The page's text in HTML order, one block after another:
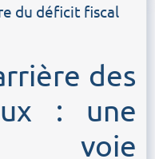
du déficit fiscal
des
: une